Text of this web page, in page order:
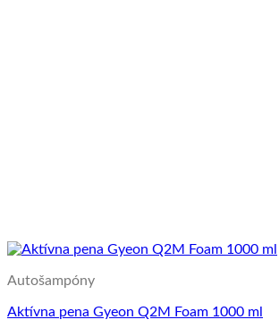
Autošampóny
Aktívna pena Gyeon Q2M Foam 1000 ml